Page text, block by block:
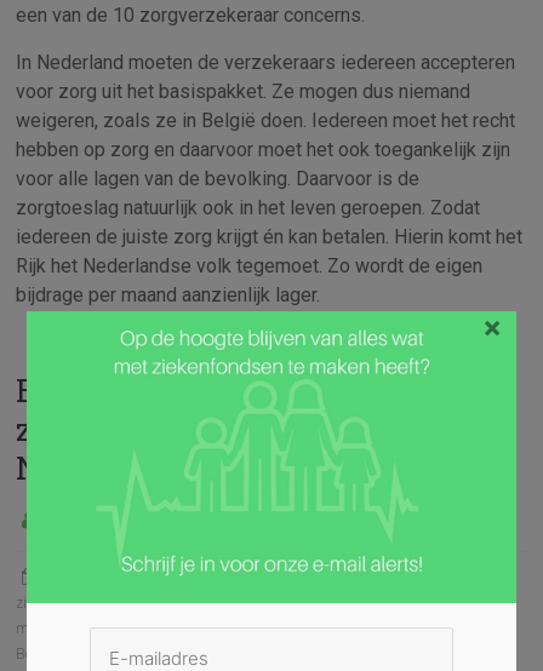
een van de 10 zorgverzekeraar concerns.
In Nederland moeten de verzekeraars iedereen accepteren
voor zorg uit het basispakket. Ze mogen dus niemand
weigeren, zoals ze in België doen. Iedereen moet het recht
hebben op zorg en daarvoor moet het ook toegankelijk zijn
voor alle lagen van de bevolking. Daarvoor is de
zorgtoeslag natuurlijk ook in het leven geroepen. Zodat
iedereen de juiste zorg krijgt én kan betalen. Hierin komt het
Rijk het Nederlandse volk tegemoet. Zo wordt de eigen
bijdrage per maand aanzienlijk lager.
Belangrijke informatie over jouw
zorgverzekering in België en
Nederland
een hospitalisatieverzekering afsluiten
ziekteverzekering afsluiten,Hulpkas voor Ziekte- en Invaliditeitsverzekering,
maandelijkse kosten zorgverzekering,zorgverzekering,zorgverzekering in
België
×